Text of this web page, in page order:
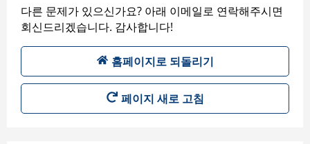
다른 문제가 있으신가요? 아래 이메일로 연락해주시면
회신드리겠습니다. 감사합니다!
홈페이지로 되돌리기
페이지 새로 고침